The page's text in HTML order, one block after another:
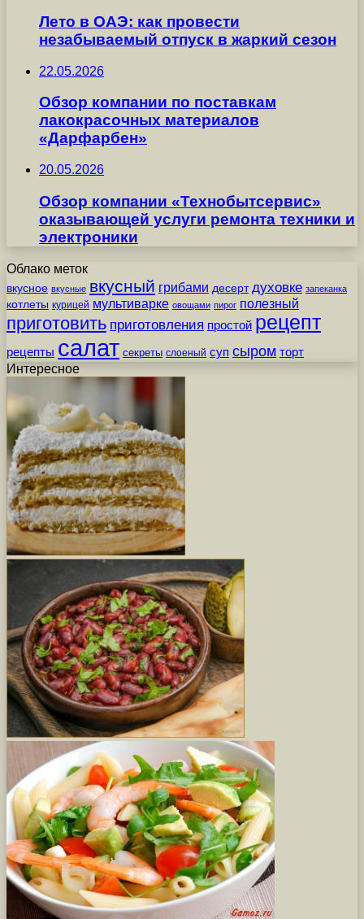
Лето в ОАЭ: как провести
незабываемый отпуск в жаркий сезон
22.05.2026
Обзор компании по поставкам
лакокрасочных материалов
«Дарфарбен»
20.05.2026
Обзор компании «Технобытсервис»
оказывающей услуги ремонта техники и
электроники
Облако меток
вкусное вкусные вкусный грибами десерт духовке запеканка
котлеты курицей мультиварке овощами пирог полезный
приготовить приготовления простой рецепт
рецепты салат секреты слоеный суп сыром торт
Интересное